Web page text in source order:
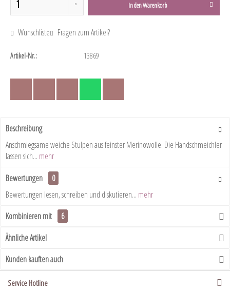
In denWarenkorb
Wunschliste Fragen zum Artikel?
Artikel-Nr.: 13869
Beschreibung
Anschmiegsame weiche Stulpen aus feinster Merinowolle. Die Handschmeichler
lassen sich... mehr
Bewertungen
0
Bewertungen lesen, schreiben und diskutieren... mehr
Kombinieren mit
6
Ähnliche Artikel
Kunden kauften auch
Service Hotline